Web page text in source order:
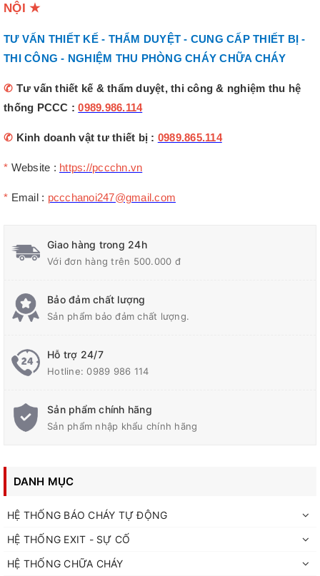
NỘI ★
TƯ VẤN THIẾT KẾ - THẨM DUYỆT - CUNG CẤP THIẾT BỊ -
THI CÔNG - NGHIỆM THU PHÒNG CHÁY CHỮA CHÁY
✆ Tư vấn thiết kế & thẩm duyệt, thi công & nghiệm thu hệ
thống PCCC :0989.986.114
✆ Kinh doanh vật tư thiết bị : 0989.865.114
* Website : https://pccchn.vn
* Email : pccchanoi247@gmail.com
Giao hàng trong 24h
Với đơn hàng trên 500.000 đ
Bảo đảm chất lượng
Sản phẩm bảo đảm chất lượng.
Hỗ trợ 24/7
Hotline:0989 986 114
Sản phẩm chính hãng
Sản phẩm nhập khẩu chính hãng
DANH MỤC
HỆ THỐNG BÁO CHÁY TỰ ĐỘNG
HỆ THỐNG EXIT - SỰ CỐ
HỆ THỐNG CHỮA CHÁY